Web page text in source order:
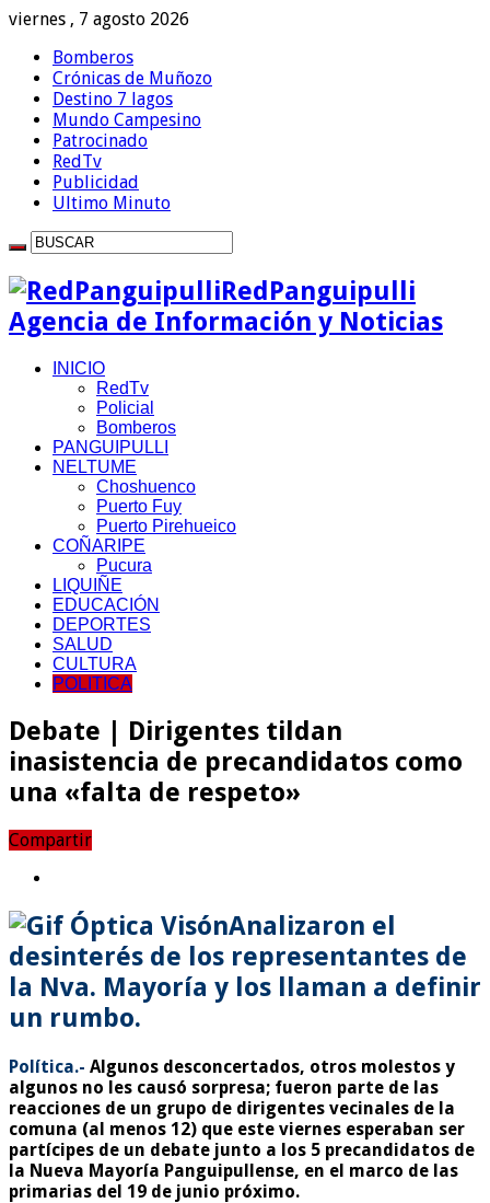
viernes , 7 agosto 2026
Bomberos
Crónicas de Muñozo
Destino 7 lagos
Mundo Campesino
Patrocinado
RedTv
Publicidad
Ultimo Minuto
RedPanguipulli
Agencia de Información y Noticias
INICIO
RedTv
Policial
Bomberos
PANGUIPULLI
NELTUME
Choshuenco
Puerto Fuy
Puerto Pirehueico
COÑARIPE
Pucura
LIQUIÑE
EDUCACIÓN
DEPORTES
SALUD
CULTURA
POLITICA
Debate | Dirigentes tildan
inasistencia de precandidatos como
una «falta de respeto»
Compartir
Analizaron el
desinterés de los representantes de
la Nva. Mayoría y los llaman a definir
un rumbo.
Política.- Algunos desconcertados, otros molestos y
algunos no les causó sorpresa; fueron parte de las
reacciones de un grupo de dirigentes vecinales de la
comuna (al menos 12) que este viernes esperaban ser
partícipes de un debate junto a los 5 precandidatos de
la Nueva Mayoría Panguipullense, en el marco de las
primarias del 19 de junio próximo.